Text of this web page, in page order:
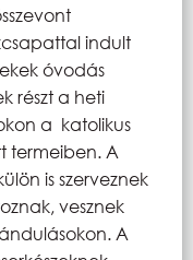
indult
óvodás
részt a heti
a katolikus
termeiben. A
is szerveznek
vesznek
A